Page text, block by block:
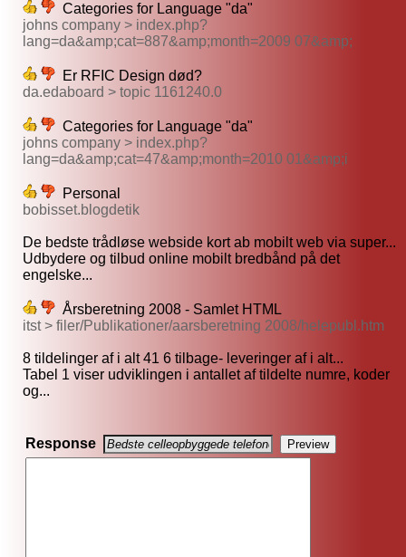
Categories for Language "da"
johns company > index.php?
lang=da&amp;cat=887&amp;month=2009 07&amp;
Er RFIC Design død?
da.edaboard > topic 1161240.0
Categories for Language "da"
johns company > index.php?
lang=da&amp;cat=47&amp;month=2010 01&amp;i
Personal
bobisset.blogdetik
De bedste trådløse webside kort ab mobilt web via super...
Udbydere og tilbud online mobilt bredbånd på det
engelske...
Årsberetning 2008 - Samlet HTML
itst > filer/Publikationer/aarsberetning 2008/helepubl.htm
8 tildelinger af i alt 41 6 tilbage- leveringer af i alt...
Tabel 1 viser udviklingen i antallet af tildelte numre, koder
og...
Response